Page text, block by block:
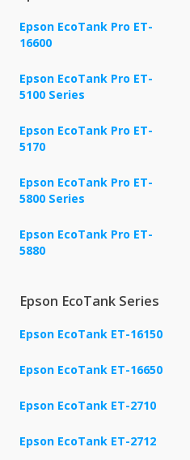
Epson EcoTank Pro ET-
16600
Epson EcoTank Pro ET-
5100 Series
Epson EcoTank Pro ET-
5170
Epson EcoTank Pro ET-
5800 Series
Epson EcoTank Pro ET-
5880
Epson EcoTank Series
Epson EcoTank ET-16150
Epson EcoTank ET-16650
Epson EcoTank ET-2710
Epson EcoTank ET-2712